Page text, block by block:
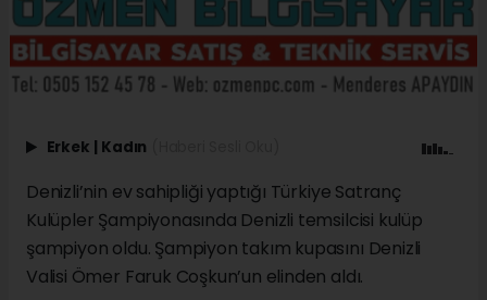
Erkek | Kadın
Denizli’nin ev sahipliği yaptığı Türkiye Satranç
Kulüpler Şampiyonasında Denizli temsilcisi kulüp
şampiyon oldu. Şampiyon takım kupasını Denizli
Valisi Ömer Faruk Coşkun’un elinden aldı.